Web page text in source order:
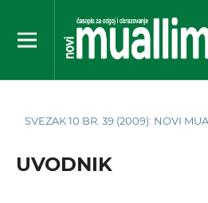
SVEZAK 10 BR. 39 (2009): NOVI
UVODNIK